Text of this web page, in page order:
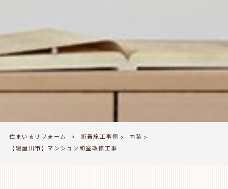
住まいるリフォーム > 新着施工事例 > 内装 >
【寝屋川市】マンション和室改修工事